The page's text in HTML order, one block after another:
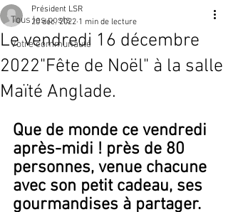
Tous les posts
Votre communauté
Le vendredi 16 décembre
2022"Fête de Noël" à la salle
Maïté Anglade.
Président LSR
20 déc. 2022 1 min de lecture
Que de monde ce vendredi
après-midi ! près de 80
personnes, venue chacune
avec son petit cadeau, ses
gourmandises à partager.